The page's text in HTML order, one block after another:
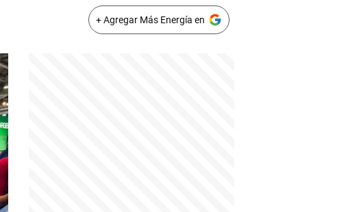
+ Agregar Más Energía en